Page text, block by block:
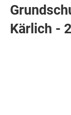
Kärlich -